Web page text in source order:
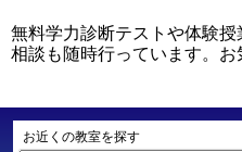
無料学力診断テストや体験
相談も随時行っています。お
お近くの教室を探す